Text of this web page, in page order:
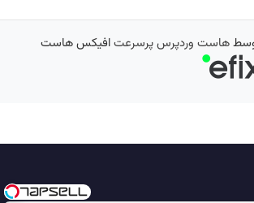
هاست وردپرس پرسرعتافیکس هاست